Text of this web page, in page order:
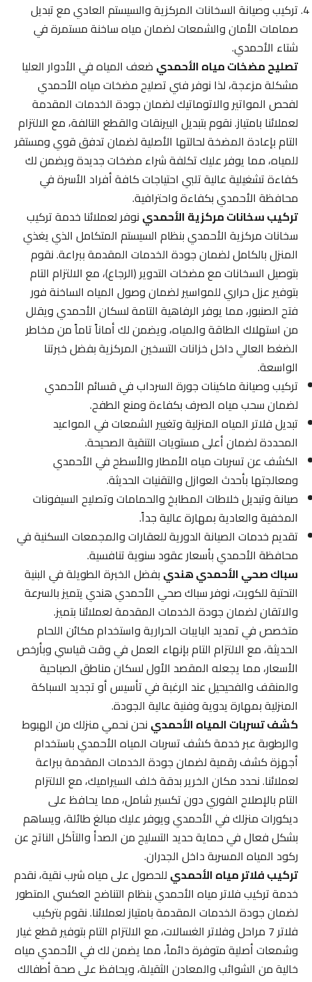
تركيب وصيانة السخانات المركزية والسيستم العادي مع تبديل
صمامات الأمان والشمعات لضمان مياه ساخنة مستمرة في
شتاء الأحمدي.
تصليح مضخات مياه الأحمديضعف المياه في الأدوار العليا
مشكلة مزعجة، لذا نوفر فني تصليح مضخات مياه الأحمدي
لفحص المواتير والاتوماتيك لضمان جودة الخدمات المقدمة
لعملائنا بامتياز. نقوم بتبديل البيرنقات والقطع التالفة، مع الالتزام
التام بإعادة المضخة لحالتها الأصلية لضمان تدفق قوي ومستقر
للمياه، مما يوفر عليك تكلفة شراء مضخات جديدة ويضمن لك
كفاءة تشغيلية عالية تلبي احتياجات كافة أفراد الأسرة في
محافظة الأحمدي بكفاءة واحترافية.
تركيب سخانات مركزية الأحمدينوفر لعملائنا خدمة تركيب
سخانات مركزية الأحمدي بنظام السيستم المتكامل الذي يغذي
المنزل بالكامل لضمان جودة الخدمات المقدمة ببراعة. نقوم
بتوصيل السخانات مع مضخات التدوير (الرجاع)، مع الالتزام التام
بتوفير عزل حراري للمواسير لضمان وصول المياه الساخنة فور
فتح الصنبور، مما يوفر الرفاهية التامة لسكان الأحمدي ويقلل
من استهلاك الطاقة والمياه، ويضمن لك أماناً تاماً من مخاطر
الضغط العالي داخل خزانات التسخين المركزية بفضل خبرتنا
الواسعة.
تركيب وصيانة ماكينات جورة السرداب في قسائم الأحمدي
لضمان سحب مياه الصرف بكفاءة ومنع الطفح.
تبديل فلاتر المياه المنزلية وتغيير الشمعات في المواعيد
المحددة لضمان أعلى مستويات التنقية الصحيحة.
الكشف عن تسربات مياه الأمطار والأسطح في الأحمدي
ومعالجتها بأحدث العوازل والتقنيات الحديثة.
صيانة وتبديل خلاطات المطابخ والحمامات وتصليح السيفونات
المخفية والعادية بمهارة عالية جداً.
تقديم خدمات الصيانة الدورية للعقارات والمجمعات السكنية في
محافظة الأحمدي بأسعار عقود سنوية تنافسية.
سباك صحي الأحمدي هنديبفضل الخبرة الطويلة في البنية
التحتية للكويت، نوفر سباك صحي الأحمدي هندي يتميز بالسرعة
والاتقان لضمان جودة الخدمات المقدمة لعملائنا بتميز.
متخصص في تمديد البايبات الحرارية واستخدام مكائن اللحام
الحديثة، مع الالتزام التام بإنهاء العمل في وقت قياسي وبأرخص
الأسعار، مما يجعله المقصد الأول لسكان مناطق الصباحية
والمنقف والفحيحيل عند الرغبة في تأسيس أو تجديد السباكة
المنزلية بمهارة يدوية وفنية عالية الجودة.
كشف تسربات المياه الأحمدينحن نحمي منزلك من الهبوط
والرطوبة عبر خدمة كشف تسربات المياه الأحمدي باستخدام
أجهزة كشف رقمية لضمان جودة الخدمات المقدمة ببراعة
لعملائنا. نحدد مكان الخرير بدقة خلف السيراميك، مع الالتزام
التام بالإصلاح الفوري دون تكسير شامل، مما يحافظ على
ديكورات منزلك في الأحمدي ويوفر عليك مبالغ طائلة، ويساهم
بشكل فعال في حماية حديد التسليح من الصدأ والتآكل الناتج عن
ركود المياه المسربة داخل الجدران.
تركيب فلاتر مياه الأحمديللحصول على مياه شرب نقية، نقدم
خدمة تركيب فلاتر مياه الأحمدي بنظام التناضح العكسي المتطور
لضمان جودة الخدمات المقدمة بامتياز لعملائنا. نقوم بتركيب
فلاتر 7 مراحل وفلاتر الغسالات، مع الالتزام التام بتوفير قطع غيار
وشمعات أصلية متوفرة دائماً، مما يضمن لك في الأحمدي مياه
خالية من الشوائب والمعادن الثقيلة، ويحافظ على صحة أطفالك